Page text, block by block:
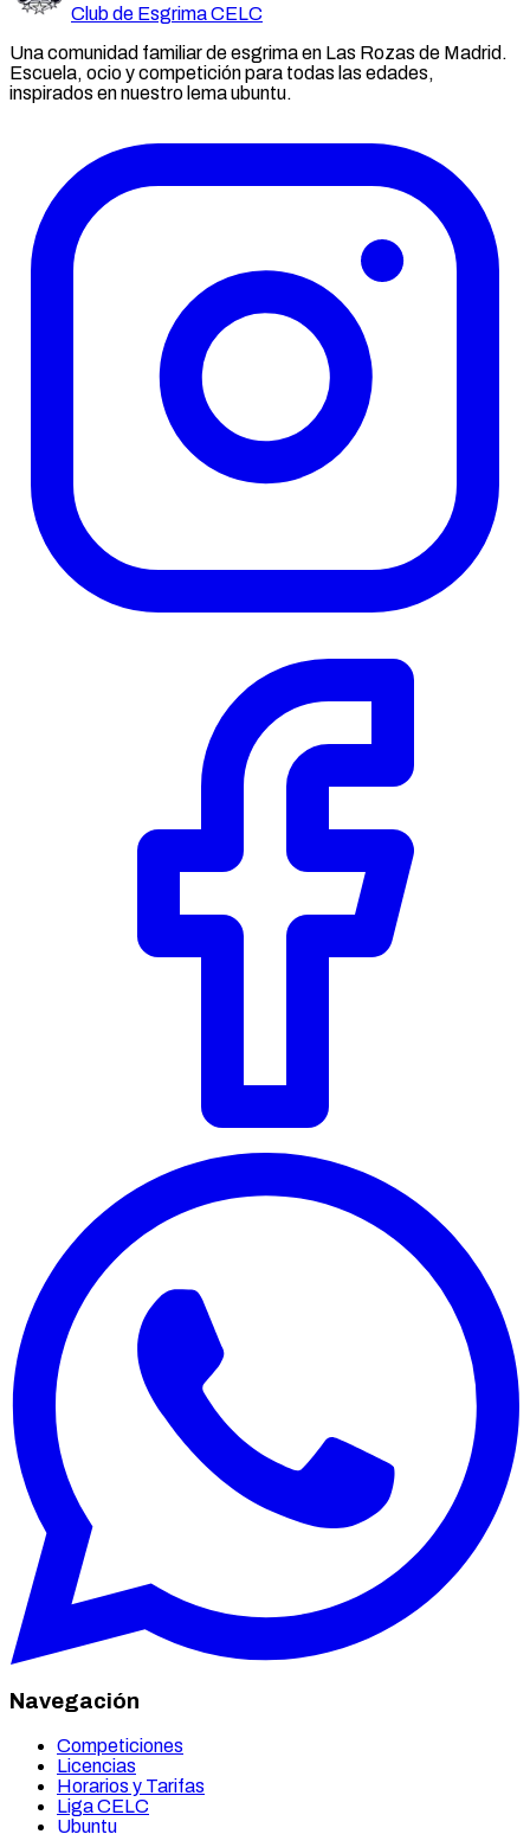
Club de Esgrima CELC
Una comunidad familiar de esgrima en Las Rozas de Madrid.
Escuela, ocio y competición para todas las edades,
inspirados en nuestro lemaubuntu.
Navegación
Competiciones
Licencias
Horarios y Tarifas
Liga CELC
Ubuntu